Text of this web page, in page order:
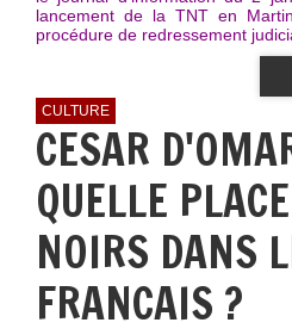
lancement de la TNT en
procédure de redressement
CULTURE
CESAR
QUELLE
NOIRS DANS
FRANCAIS ?